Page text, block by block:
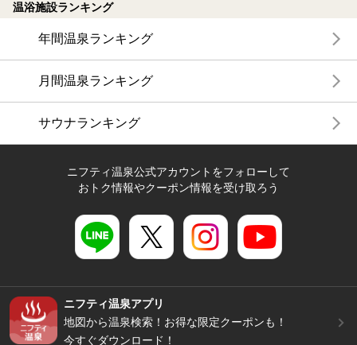
温浴施設ランキング
年間温泉ランキング
月間温泉ランキング
サウナランキング
ニフティ温泉公式アカウントをフォローして
おトク情報やクーポン情報を受け取ろう
ニフティ温泉アプリ
地図から温泉検索！お得な限定クーポンも！
今すぐダウンロード！